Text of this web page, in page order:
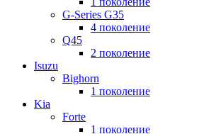
G-Series G35
4 поколение
Q45
2 поколение
Isuzu
Bighorn
1 поколение
Kia
Forte
1 поколение